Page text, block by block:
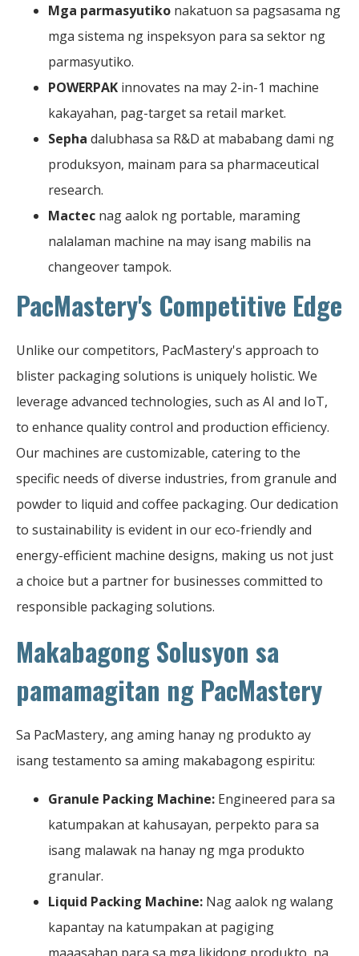
Mga parmasyutiko nakatuon sa pagsasama ng
mga sistema ng inspeksyon para sa sektor ng
parmasyutiko.
POWERPAK innovates na may 2-in-1 machine
kakayahan, pag-target sa retail market.
Sepha dalubhasa sa R&D at mababang dami ng
produksyon, mainam para sa pharmaceutical
research.
Mactec nag aalok ng portable, maraming
nalalaman machine na may isang mabilis na
changeover tampok.
PacMastery's Competitive Edge
Unlike our competitors, PacMastery's approach to
blister packaging solutions is uniquely holistic. We
leverage advanced technologies, such as AI and IoT,
to enhance quality control and production efficiency.
Our machines are customizable, catering to the
specific needs of diverse industries, from granule and
powder to liquid and coffee packaging. Our dedication
to sustainability is evident in our eco-friendly and
energy-efficient machine designs, making us not just
a choice but a partner for businesses committed to
responsible packaging solutions.
Makabagong Solusyon sa
pamamagitan ng PacMastery
Sa PacMastery, ang aming hanay ng produkto ay
isang testamento sa aming makabagong espiritu:
Granule Packing Machine: Engineered para sa
katumpakan at kahusayan, perpekto para sa
isang malawak na hanay ng mga produkto
granular.
Liquid Packing Machine: Nag aalok ng walang
kapantay na katumpakan at pagiging